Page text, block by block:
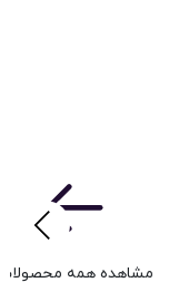
مشاهده همه